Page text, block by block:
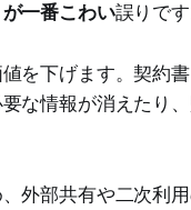
一番こわい誤りです
を下げます。契約書
な情報が消えたり、
外部共有や二次利